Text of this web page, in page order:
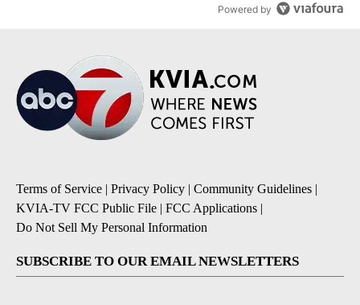
Powered by
Terms of Service | Privacy Policy | Community Guidelines |
KVIA-TV FCC Public File | FCC Applications |
Do Not Sell My Personal Information
SUBSCRIBE TO OUR EMAIL NEWSLETTERS